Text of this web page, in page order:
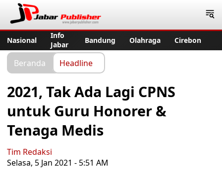
Nasional
Info
Jabar
Bandung Olahraga Cirebon
Beranda Headline
2021, Tak Ada Lagi CPNS
untuk Guru Honorer &
Tenaga Medis
Tim Redaksi
Selasa, 5 Jan 2021 - 5:51 AM